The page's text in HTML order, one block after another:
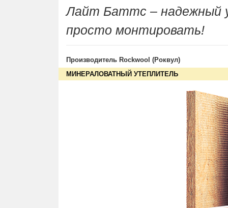
Лайт Баттc – надежный
просто монтировать!
Производитель Rockwool (Роквул)
МИНЕРАЛОВАТНЫЙ УТЕПЛИТЕЛЬ